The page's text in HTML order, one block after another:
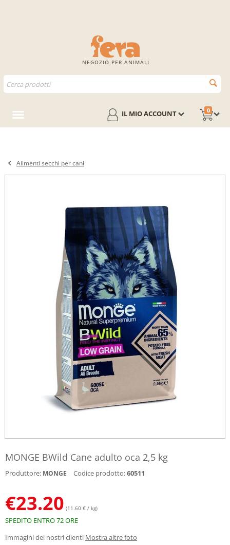
NEGOZIO PER ANIMALI
0
IL MIO ACCOUNT
Alimenti secchi per cani
MONGE BWild Cane adulto oca 2,5 kg
Produttore: MONGE Codice prodotto:60511
€23.20 (11.60 € / kg)
SPEDITO ENTRO 72 ORE
Immagini dei nostri clienti Mostra altre foto